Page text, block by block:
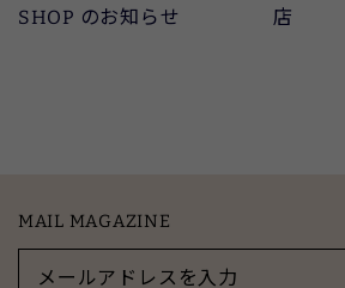
SHOP のお知らせ
店
MAIL MAGAZINE